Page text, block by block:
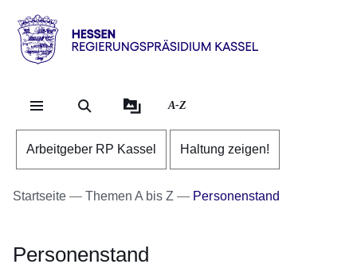
Direkt zum Kopf der
Direkt zum Inhalt
Direkt zum Fuß der
Hessen
RP
A-Z
Arbeitgeber RP Kassel Haltung zeigen!
Startseite Themen A bis Z Personenstand
Personenstand